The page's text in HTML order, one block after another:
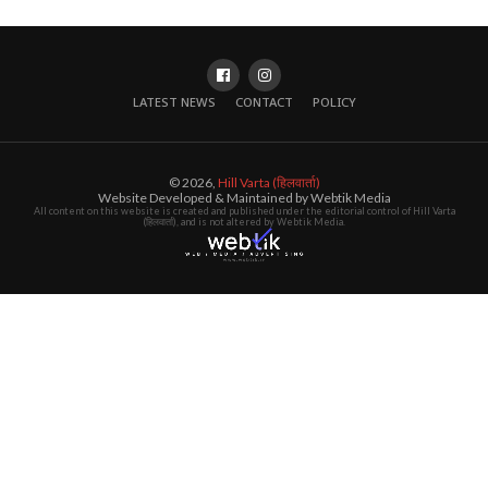
LATEST NEWS CONTACT POLICY
© 2026, Hill Varta (हिलवार्ता)
Website Developed & Maintained by Webtik Media
All content on this website is created and published under the editorial control of Hill Varta
(हिलवार्ता), and is not altered by Webtik Media.